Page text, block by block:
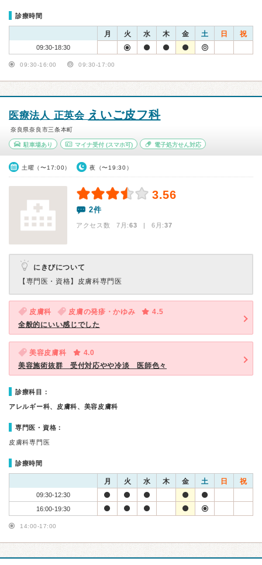
診療時間
月 火 水 木 金 土 日 祝
09:30-18:30
09:30-16:00 09:30-17:00
医療法人 正英会 えいご皮フ科
奈良県奈良市三条本町
駐車場あり マイナ受付(スマホ可) 電子処方せん対応
土曜（〜17:00） 夜（〜19:30）
3.56
2件
アクセス数 7月:63 | 6月:37
にきびについて
【専門医・資格】 皮膚科専門医
皮膚科 皮膚の発疹・かゆみ
4.5
全般的にいい感じでした
美容皮膚科
4.0
美容施術抜群 受付対応やや冷淡 医師色々
診療科目：
アレルギー科、皮膚科、美容皮膚科
専門医・資格：
皮膚科専門医
診療時間
月 火 水 木 金 土 日 祝
09:30-12:30
16:00-19:30
14:00-17:00